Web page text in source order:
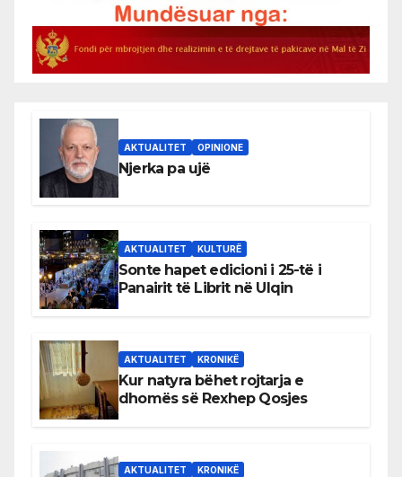
AKTUALITET OPINIONE
Njerka pa ujë
AKTUALITET KULTURË
Sonte hapet edicioni i 25-të i
Panairit të Librit në Ulqin
AKTUALITET KRONIKË
Kur natyra bëhet rojtarja e
dhomës së Rexhep Qosjes
AKTUALITET KRONIKË